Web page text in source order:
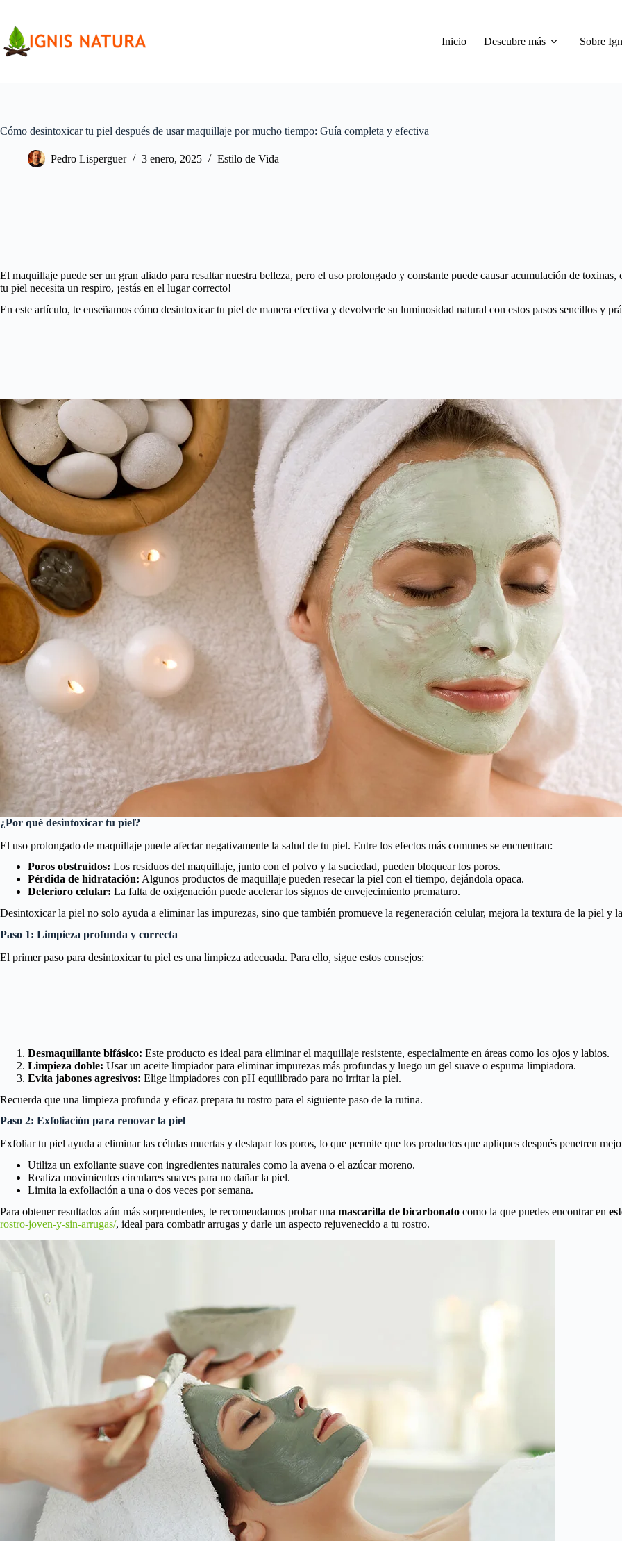
contenido
Inicio
Descubre más Sobre
Cómo desintoxicar tu piel después de usar maquillaje por mucho tiempo: Guía completa y efectiva
Pedro Lisperguer 3 enero, 2025 Estilo de Vida
El maquillaje puede ser un gran aliado para resaltar nuestra belleza, pero el uso prolongado y constante puede causar acumulación de
tu piel necesita un respiro, ¡estás en el lugar correcto!
En este artículo, te enseñamos cómo desintoxicar tu piel de manera efectiva y devolverle su luminosidad natural con estos pasos sencillos y
¿Por qué desintoxicar tu piel?
El uso prolongado de maquillaje puede afectar negativamente la salud de tu piel. Entre los efectos más comunes se encuentran:
Poros obstruidos: Los residuos del maquillaje, junto con el polvo y la suciedad, pueden bloquear los poros.
Pérdida de hidratación: Algunos productos de maquillaje pueden resecar la piel con el tiempo, dejándola opaca.
Deterioro celular: La falta de oxigenación puede acelerar los signos de envejecimiento prematuro.
Desintoxicar la piel no solo ayuda a eliminar las impurezas, sino que también promueve la regeneración celular, mejora la textura de la piel y
Paso 1: Limpieza profunda y correcta
El primer paso para desintoxicar tu piel es una limpieza adecuada. Para ello, sigue estos consejos:
Desmaquillante bifásico: Este producto es ideal para eliminar el maquillaje resistente, especialmente en áreas como los ojos y labios.
Limpieza doble: Usar un aceite limpiador para eliminar impurezas más profundas y luego un gel suave o espuma limpiadora.
Evita jabones agresivos: Elige limpiadores con pH equilibrado para no irritar la piel.
Recuerda que una limpieza profunda y eficaz prepara tu rostro para el siguiente paso de la rutina.
Paso 2: Exfoliación para renovar la piel
Exfoliar tu piel ayuda a eliminar las células muertas y destapar los poros, lo que permite que los productos que apliques después penetren
Utiliza un exfoliante suave con ingredientes naturales como la avena o el azúcar moreno.
Realiza movimientos circulares suaves para no dañar la piel.
Limita la exfoliación a una o dos veces por semana.
Para obtener resultados aún más sorprendentes, te recomendamos probar una mascarilla de bicarbonato como la que puedes encontrar en
rostro-joven-y-sin-arrugas/, ideal para combatir arrugas y darle un aspecto rejuvenecido a tu rostro.